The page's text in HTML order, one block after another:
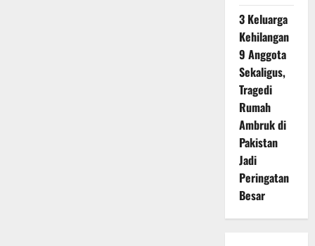
3 Keluarga
Kehilangan
9 Anggota
Sekaligus,
Tragedi
Rumah
Ambruk di
Pakistan
Jadi
Peringatan
Besar